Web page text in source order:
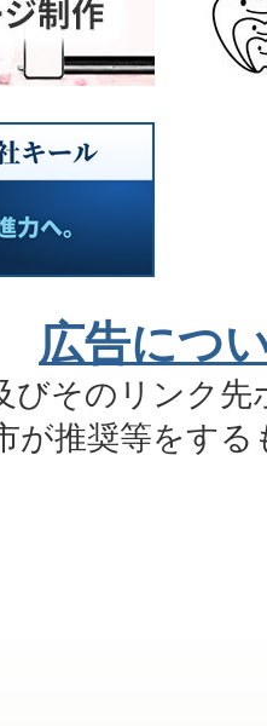
広告につ
そのリンク先
が推奨等をす